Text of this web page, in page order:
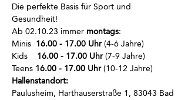
Die perfekte Basis für Sport und
Gesundheit!
Ab 02.10.23 immer montags:
Minis 16.00 - 17.00 Uhr (4-6 Jahre)
Kids 16.00 - 17.00 Uhr (7-9 Jahre)
Teens 16.00 - 17.00 Uhr (10-12 Jahre)
Hallenstandort:
Paulusheim, Harthauserstraße 1, 83043 Bad